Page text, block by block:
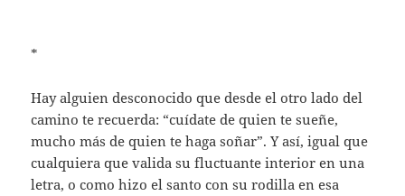
*
Hay alguien desconocido que desde el otro lado del
camino te recuerda: “cuídate de quien te sueñe,
mucho más de quien te haga soñar”. Y así, igual que
cualquiera que valida su fluctuante interior en una
letra, o como hizo el santo con su rodilla en esa